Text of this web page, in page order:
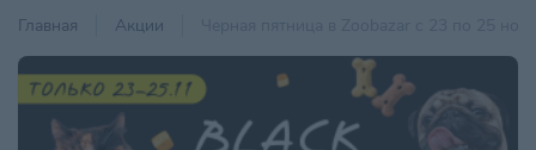
Главная
Акции